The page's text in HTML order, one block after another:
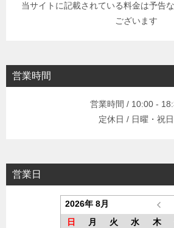
当サイトに記載されている料金は予告
ございます
営業時間
営業時間 / 10:00 -
定休日 / 日曜・祝日
営業日
2026年 8月
日
月 火 水 木